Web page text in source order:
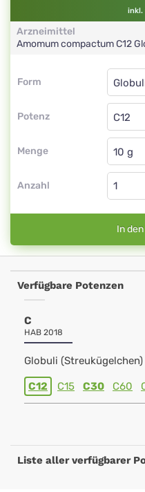
inkl.
Arzneimittel
Amomum compactumC12
Form
Form
Potenz
Globuli
C12
Menge
Globuli
Anzahl
In
Verfügbare Potenzen
C
HAB 2018
Globuli (Streukügelchen)
C12 C15 C30 C60
Liste aller verfügbarer